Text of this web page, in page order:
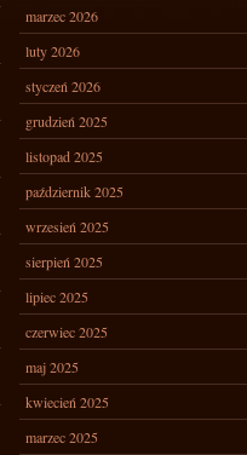
marzec 2026
luty 2026
styczeń 2026
grudzień 2025
listopad 2025
październik 2025
wrzesień 2025
sierpień 2025
lipiec 2025
czerwiec 2025
maj 2025
kwiecień 2025
marzec 2025